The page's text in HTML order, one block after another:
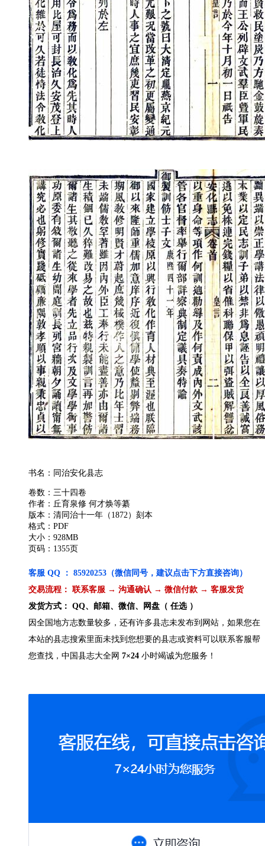
书名：同治安化县志
卷数：三十四卷
作者：丘育泉修 何才焕等纂
版本：清同治十一年（1872）刻本
格式：PDF
大小：928MB
页码：1355页
客服 QQ ： 85920253（微信同号，建议点击下方直接咨询）
交易流程： 联系客服 → 沟通确认 → 微信付款 → 客服发货
发货方式： QQ、邮箱、微信、网盘（ 任选 ）
因全国地方志数量较多，还有许多县志未发布到网站，如果您在
本站的县志搜索里面未找到您想要的县志或资料可以联系客服帮
您查找，中国县志大全网 7×24 小时竭诚为您服务！